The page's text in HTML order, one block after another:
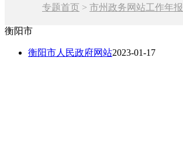
专题首页 > 市州政务网站工作年报
衡阳市
衡阳市人民政府网站2023-01-17